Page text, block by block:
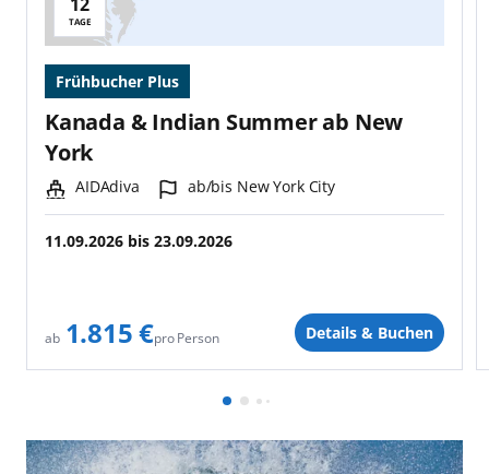
Reisedauer:
TAGE
Frühbucher Plus
Kanada & Indian Summer ab New
York
Schiff:
AIDAdiva Hafen:
ab/bis New York City
11.09.2026 bis 23.09.2026
ab 1.815 €pro Person Details & Buchen